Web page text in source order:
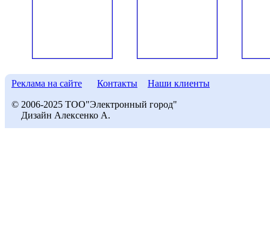
Реклама на сайте Контакты Наши клиенты
© 2006-2025 ТОО"Электронный город"
Дизайн Алексенко А.